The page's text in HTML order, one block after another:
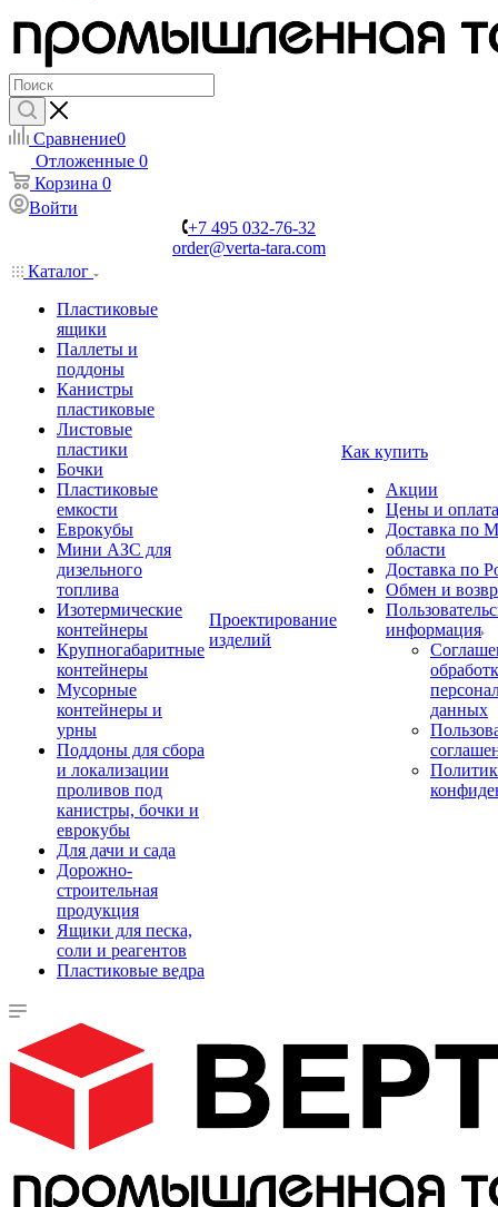
Сравнение0
Отложенные 0
Корзина 0
Войти
+7 495 032-76-32
order@verta-tara.com
Каталог
Пластиковые
ящики
Паллеты и
поддоны
Канистры
пластиковые
Листовые
пластики
Бочки
Пластиковые
емкости
Еврокубы
Мини АЗС для
дизельного
топлива
Изотермические
контейнеры
Крупногабаритные
контейнеры
Мусорные
контейнеры и
урны
Поддоны для сбора
и локализации
проливов под
канистры, бочки и
еврокубы
Для дачи и сада
Дорожно-
строительная
продукция
Ящики для песка,
соли и реагентов
Пластиковые ведра
Проектирование
изделий
Как купить
Акции
Цены и оплата
Доставка по
области
Доставка по
Обмен и
информация
данных